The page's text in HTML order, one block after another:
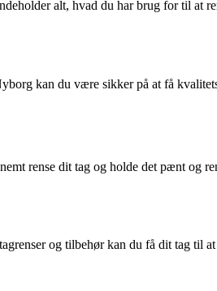
alt, hvad du har brug for til at
kan du være sikker på at få
rense dit tag og holde det pænt og
og tilbehør kan du få dit tag til